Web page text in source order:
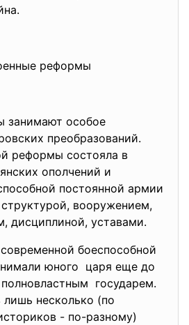
реформы
занимают особое
преобразований.
реформы состояла в
ополчений и
постоянной армии
вооружением,
дисциплиной, уставами.
боеспособной
юного царя еще до
государем.
несколько (по
- по-разному)